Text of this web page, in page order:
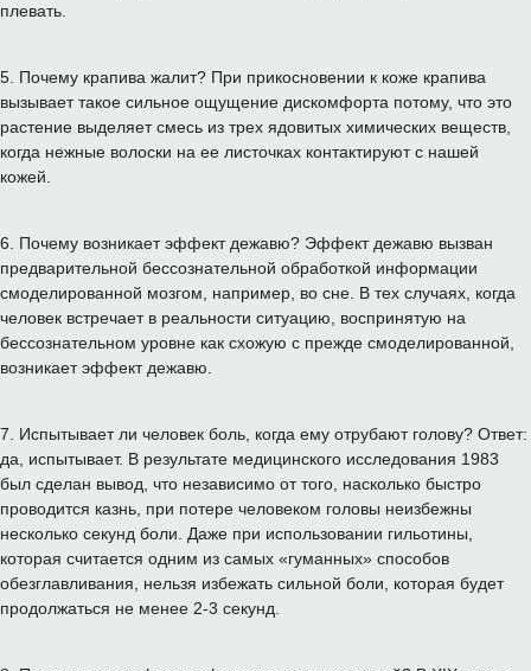
плевать
5 Почему крапива жалит? При прикосновении к коже крапива
вызывает такое сильное ощущение дискомфорта потому, что это
растение выделяет смесь из трех ядовитых химических веществ
когда нежные волоски на ее листочках контактируют с нашей
кожей
6 Почему возникает эффект дежавю? Эффект дежавю вызван
предварительной бессознательной обработкой информации
смоделированной мозгом например во сне В тех случаях когда
человек встречает в реальности ситуацию , воспринятую на
бессознательном уровне как схожую с прежде смоделированной
возникает эффект дежавю
7 Испытывает ли человек боль когда ему отрубают голову? Ответ:
да
испытывает. В результате медицинского исследования 1983
был сделан вывод что независимо от того насколько быстро
проводится казнь при потере человеком головы неизбежны
несколько секунд боли Даже при использовании гильотины
которая считается одним из самых «гуманных» способов
обезглавливания
нельзя избежать сильной боли, которая будет
продолжаться не менее 2-3 секунд